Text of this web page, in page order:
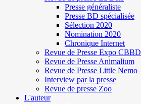
Presse généraliste
Presse BD spécialisée
Sélection 2020
Nomination 2020
Chronique Internet
Revue de Presse Expo CBBD
Revue de Presse Animalium
Revue de Presse Little Nemo
Interview par la presse
Revue de presse Zoo
L'auteur